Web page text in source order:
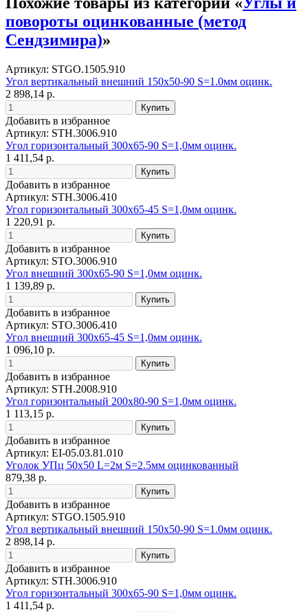
повороты оцинкованные (метод
Сендзимира)»
Артикул: STGO.1505.910
Угол вертикальный внешний 150х50-90 S=1.0мм оцинк.
2 898,14 р.
Добавить в избранное
Артикул: STH.3006.910
Угол горизонтальный 300х65-90 S=1,0мм оцинк.
1 411,54 р.
Добавить в избранное
Артикул: STH.3006.410
Угол горизонтальный 300х65-45 S=1,0мм оцинк.
1 220,91 р.
Добавить в избранное
Артикул: STO.3006.910
Угол внешний 300х65-90 S=1,0мм оцинк.
1 139,89 р.
Добавить в избранное
Артикул: STO.3006.410
Угол внешний 300х65-45 S=1,0мм оцинк.
1 096,10 р.
Добавить в избранное
Артикул: STH.2008.910
Угол горизонтальный 200х80-90 S=1,0мм оцинк.
1 113,15 р.
Добавить в избранное
Артикул: EI-05.03.81.010
Уголок УПц 50х50 L=2м S=2.5мм оцинкованный
879,38 р.
Добавить в избранное
Артикул: STGO.1505.910
Угол вертикальный внешний 150х50-90 S=1.0мм оцинк.
2 898,14 р.
Добавить в избранное
Артикул: STH.3006.910
Угол горизонтальный 300х65-90 S=1,0мм оцинк.
1 411,54 р.